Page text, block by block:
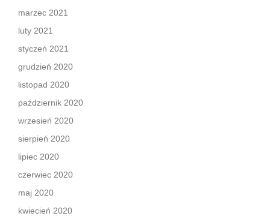
marzec 2021
luty 2021
styczeń 2021
grudzień 2020
listopad 2020
październik 2020
wrzesień 2020
sierpień 2020
lipiec 2020
czerwiec 2020
maj 2020
kwiecień 2020